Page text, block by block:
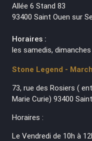
Allée 6 Stand 83
93400 Saint Ouen sur
Horaires :
les samedis,
Stone Legend -
73, rue des Rosiers (
Marie Curie) 93400
Horaires :
Le Vendredi de 10h à